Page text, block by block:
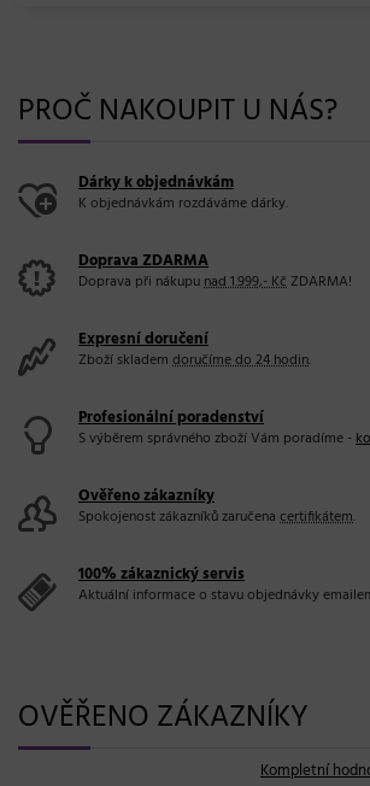
PROČ NAKOUPIT U NÁS?
Dárky k objednávkám
K objednávkám rozdáváme dárky.
Doprava ZDARMA
Doprava při nákupunad 1.999,- KčZDARMA!
Expresní doručení
Zboží skladem doručíme do 24 hodin.
Profesionální poradenství
S výběrem správného zboží Vám poradíme -
Ověřeno zákazníky
Spokojenost zákazníků zaručena certifikátem.
100% zákaznický servis
Aktuální informace o stavu objednávky
OVĚŘENO ZÁKAZNÍKY
Kompletní